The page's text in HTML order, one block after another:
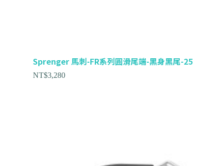
Sprenger 馬刺-FR系列圓滑尾端-黑身黑尾-25
NT$3,280